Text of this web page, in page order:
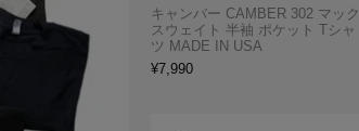
キャンバー CAMBER 302 マック
スウェイト 半袖 ポケット Tシャ
ツ MADE IN USA
¥7,990